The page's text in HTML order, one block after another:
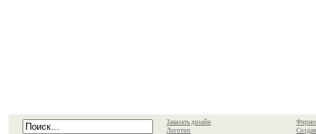
Заказать дизайн
Логотип